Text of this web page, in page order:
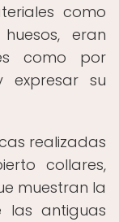
como
eran
como por
expresar su
realizadas
collares,
muestran la
antiguas